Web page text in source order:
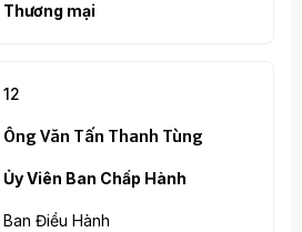
Thương mại
12
Ông Văn Tấn Thanh Tùng
Ủy Viên Ban Chấp Hành
Ban Điều Hành